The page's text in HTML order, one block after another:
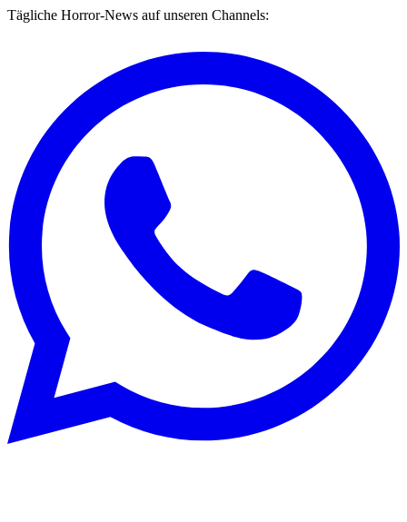
Tägliche Horror-News auf unseren Channels: